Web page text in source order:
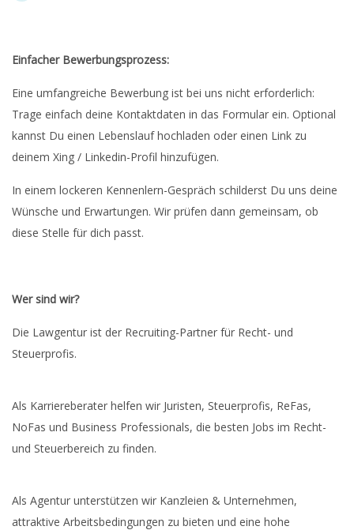
Einfacher Bewerbungsprozess:
Eine umfangreiche Bewerbung ist bei uns nicht erforderlich:
Trage einfach deine Kontaktdaten in das Formular ein. Optional
kannst Du einen Lebenslauf hochladen oder einen Link zu
deinem Xing / Linkedin-Profil hinzufügen.
In einem lockeren Kennenlern-Gespräch schilderst Du uns deine
Wünsche und Erwartungen. Wir prüfen dann gemeinsam, ob
diese Stelle für dich passt.
Wer sind wir?
Die Lawgentur ist der Recruiting-Partner für Recht- und
Steuerprofis.
Als Karriereberater helfen wir Juristen, Steuerprofis, ReFas,
NoFas und Business Professionals, die besten Jobs im Recht-
und Steuerbereich zu finden.
Als Agentur unterstützen wir Kanzleien & Unternehmen,
attraktive Arbeitsbedingungen zu bieten und eine hohe